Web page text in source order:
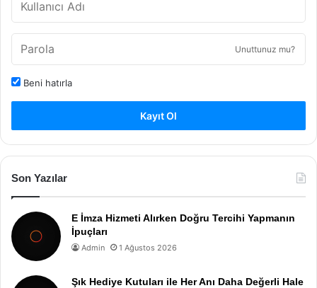
Unuttunuz mu?
Beni hatırla
Kayıt Ol
Son Yazılar
E İmza Hizmeti Alırken Doğru Tercihi Yapmanın
İpuçları
Admin 1 Ağustos 2026
Şık Hediye Kutuları ile Her Anı Daha Değerli Hale